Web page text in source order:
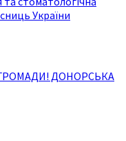
України
ДОНОРСЬКА